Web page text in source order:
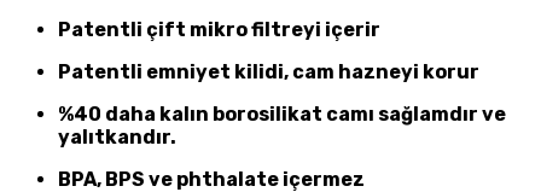
Patentli çift mikro filtreyi içerir
Patentli emniyet kilidi, cam hazneyi korur
%40 daha kalın borosilikat camı sağlamdır ve
yalıtkandır.
BPA, BPS ve phthalate içermez